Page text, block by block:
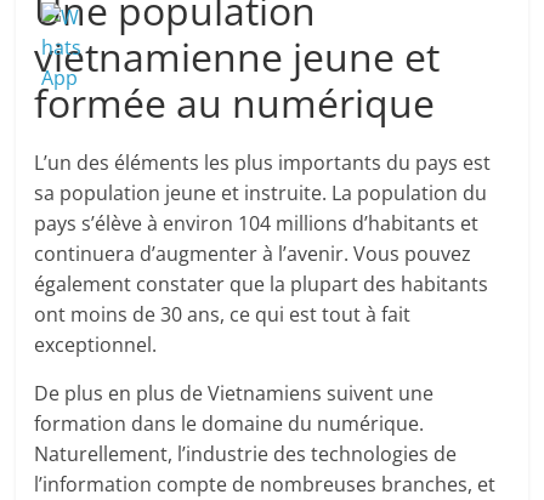
vietnamienne jeune et
formée au numérique
L’un des éléments les plus importants du pays est
sa population jeune et instruite. La population du
pays s’élève à environ 104 millions d’habitants et
continuera d’augmenter à l’avenir. Vous pouvez
également constater que la plupart des habitants
ont moins de 30 ans, ce qui est tout à fait
exceptionnel.
De plus en plus de Vietnamiens suivent une
formation dans le domaine du numérique.
Naturellement, l’industrie des technologies de
l’information compte de nombreuses branches, et